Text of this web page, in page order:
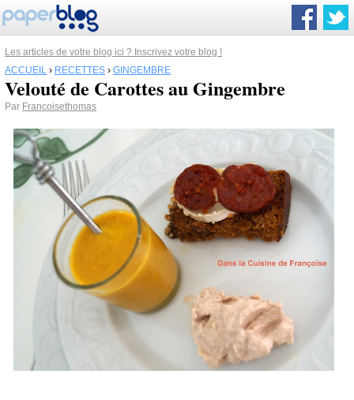
Les articles de votre blog ici ? Inscrivez votre blog !
ACCUEIL › RECETTES › GINGEMBRE
Velouté de Carottes au Gingembre
Par Francoisethomas